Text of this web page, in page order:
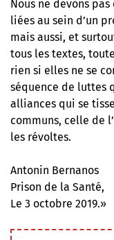
Nous ne devons
liées au sein d’un
mais aussi, et
tous les textes,
rien si elles ne se
séquence de luttes
alliances qui se
communs, celle de
les révoltes.
Antonin Bernanos
Prison de la Santé,
Le 3 octobre 2019.»